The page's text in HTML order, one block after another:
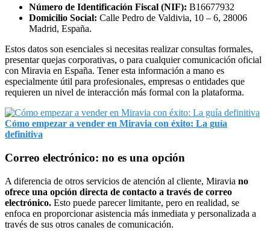
Número de Identificación Fiscal (NIF): B16677932
Domicilio Social: Calle Pedro de Valdivia, 10 – 6, 28006
Madrid, España.
Estos datos son esenciales si necesitas realizar consultas formales,
presentar quejas corporativas, o para cualquier comunicación oficial
con Miravia en España. Tener esta información a mano es
especialmente útil para profesionales, empresas o entidades que
requieren un nivel de interacción más formal con la plataforma.
Cómo empezar a vender en Miravia con éxito: La guía
definitiva
Correo electrónico: no es una opción
A diferencia de otros servicios de atención al cliente, Miravia no
ofrece una opción directa de contacto a través de correo
electrónico. Esto puede parecer limitante, pero en realidad, se
enfoca en proporcionar asistencia más inmediata y personalizada a
través de sus otros canales de comunicación.